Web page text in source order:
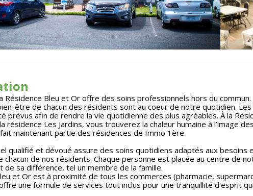
Résidence Bleu et Or offre des soins professionnels hors du
être de chacun des résidents sont au coeur de notre quotidien.
prévus afin de rendre la vie quotidienne des plus agréables. À la
résidence Les Jardins, vous trouverez la chaleur humaine à l’image
maintenant partie des résidences de Immo 1ère.
qualifié et dévoué assure des soins quotidiens adaptés aux besoins
chacun de nos résidents. Chaque personne est placée au centre de
de sa différence, tel un membre de la famille.
et Or est à proximité de tous les commerces (pharmacie,
une formule de services tout inclus pour une tranquillité d'esprit